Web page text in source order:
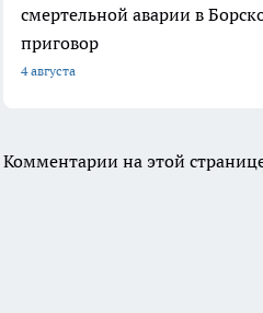
смертельной аварии в
приговор
4 августа
Комментарии на этой